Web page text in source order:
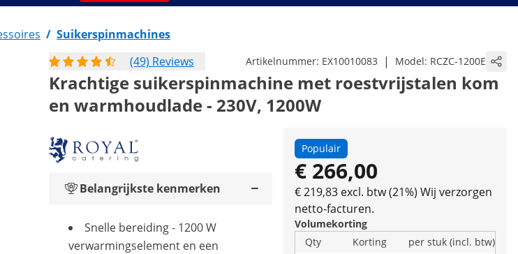
/ Suikerspinmachines
(49) Reviews
Artikelnummer: EX10010083 | Model: RCZC-1200E
Krachtige suikerspinmachine met roestvrijstalen kom
en warmhoudlade - 230V, 1200W
Populair
€ 266,00
€ 219,83 excl. btw (21%) Wij verzorgen
netto-facturen.
Volumekorting
Qty
Korting
per stuk (incl. btw)
Belangrijkste kenmerken
Snelle bereiding - 1200 W
verwarmingselement en een